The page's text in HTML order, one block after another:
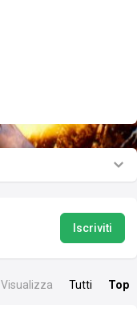
Iscriviti
Visualizza Tutti Top